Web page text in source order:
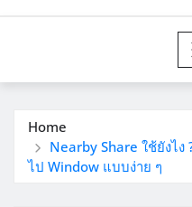
Home
Nearby Share ใช้ยังไ
ไป Window แบบง่าย ๆ